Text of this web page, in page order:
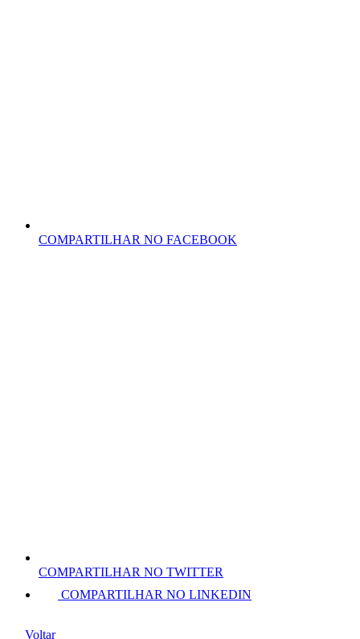
COMPARTILHAR NO FACEBOOK
COMPARTILHAR NO TWITTER
COMPARTILHAR NO LINKEDIN
Voltar